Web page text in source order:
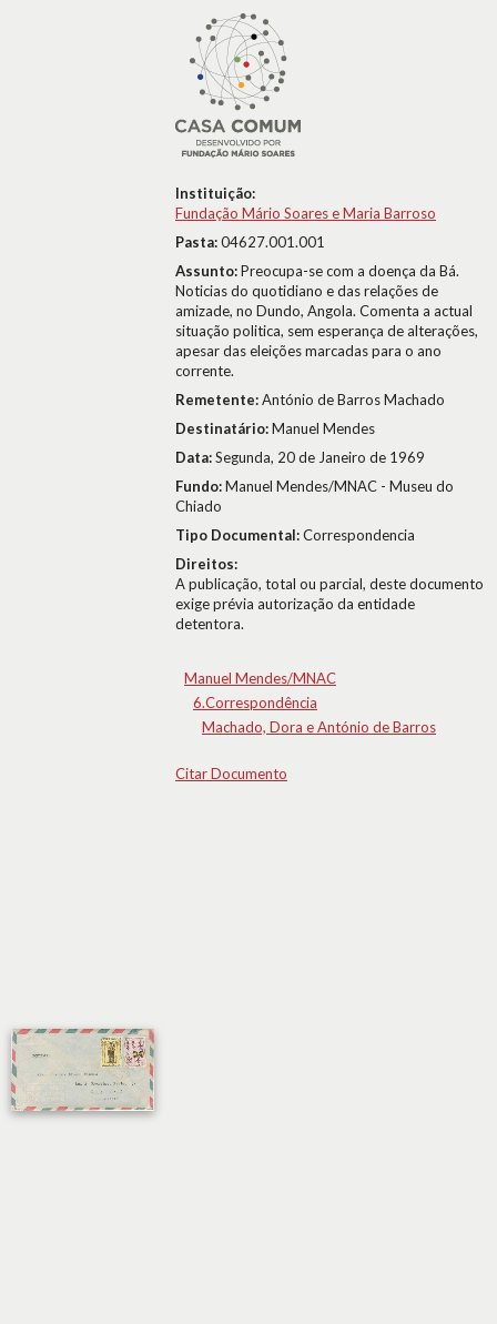
Instituição:
Fundação Mário Soares e Maria Barroso
Pasta:04627.001.001
Assunto:Preocupa-se com a doença da Bá.
Noticias do quotidiano e das relações de
amizade, no Dundo, Angola. Comenta a actual
situação politica, sem esperança de alterações,
apesar das eleições marcadas para o ano
corrente.
Remetente:António de Barros Machado
Destinatário:Manuel Mendes
Data:Segunda, 20 de Janeiro de 1969
Fundo:Manuel Mendes/MNAC - Museu do
Chiado
Tipo Documental:Correspondencia
Direitos:
A publicação, total ou parcial, deste documento
exige prévia autorização da entidade
detentora.
Manuel Mendes/MNAC
6.Correspondência
Machado, Dora e António de Barros
Citar Documento